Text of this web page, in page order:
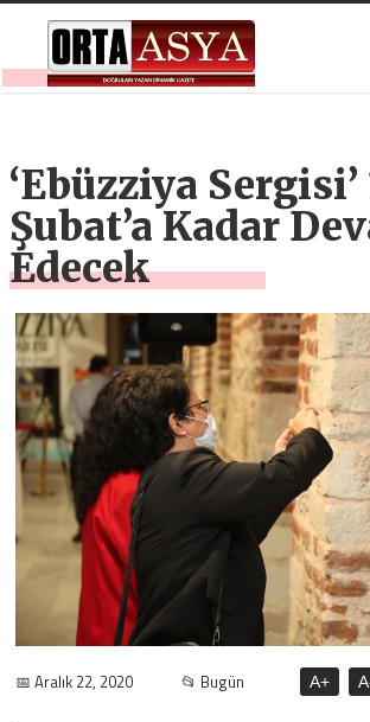
‘Ebüzziya Sergisi’
Şubat’a Kadar
Edecek
📅 Aralık 22, 2020 📂 Bugün A+